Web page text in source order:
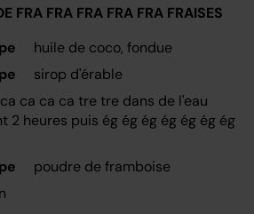
FRA FRA FRA FRA FRA FRAISES
huile de coco, fondue
sirop d'érable
ca ca ca tre tre dans de l'eau
2 heures puis ég ég ég ég ég ég ég
poudre de framboise